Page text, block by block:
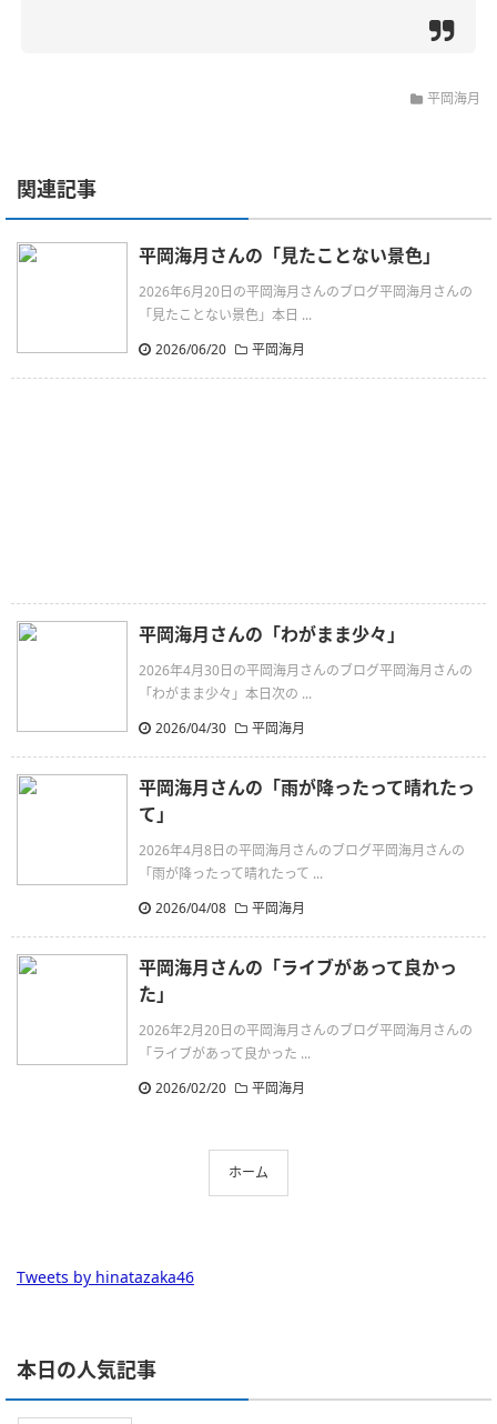
平岡海月
関連記事
平岡海月さんの「見たことない景色」
2026年6月20日の平岡海月さんのブログ平岡海月さんの
「見たことない景色」本日 ...
2026/06/20
平岡海月
平岡海月さんの「わがまま少々」
2026年4月30日の平岡海月さんのブログ平岡海月さんの
「わがまま少々」本日次の ...
2026/04/30
平岡海月
平岡海月さんの「雨が降ったって晴れたっ
て」
2026年4月8日の平岡海月さんのブログ平岡海月さんの
「雨が降ったって晴れたって ...
2026/04/08
平岡海月
平岡海月さんの「ライブがあって良かっ
た」
2026年2月20日の平岡海月さんのブログ平岡海月さんの
「ライブがあって良かった ...
2026/02/20
平岡海月
ホーム
Tweets by hinatazaka46
本日の人気記事